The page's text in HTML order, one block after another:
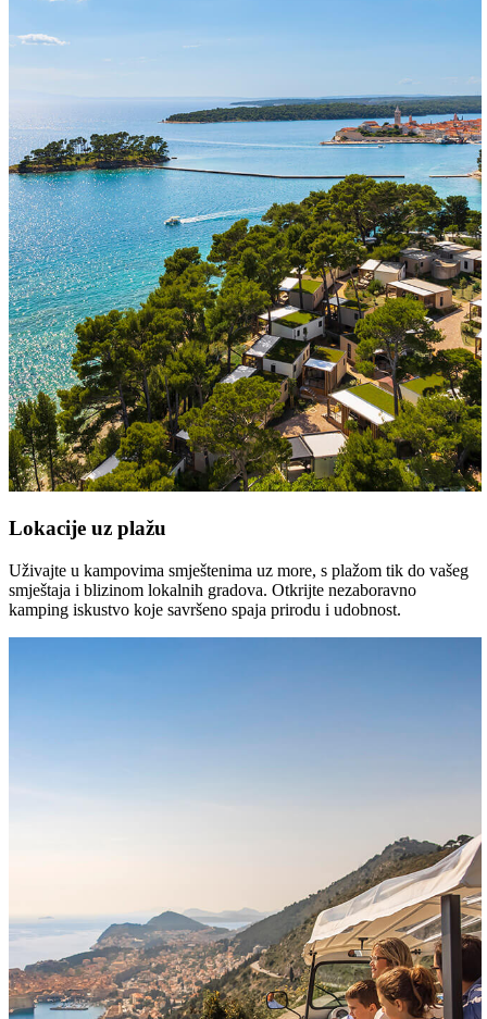
Lokacije uz plažu
Uživajte u kampovima smještenima uz more, s plažom tik do vašeg
smještaja i blizinom lokalnih gradova. Otkrijte nezaboravno
kamping iskustvo koje savršeno spaja prirodu i udobnost.